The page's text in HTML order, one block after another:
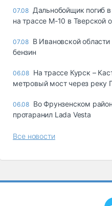
07.08 Дальнобойщик погиб
на трассе М-10 в Тверской
07.08 В Ивановской
бензин
06.08 На трассе Курск –
метровый мост через реку
06.08 Во Фрунзенском
протаранил Lada Vesta
Все новости